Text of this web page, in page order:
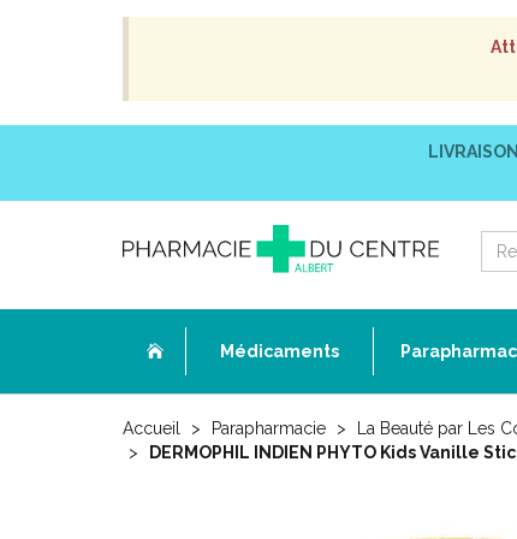
Médicaments
Accueil Parapharmacie La Beauté par Les
DERMOPHIL INDIEN PHYTO Kids Vanille